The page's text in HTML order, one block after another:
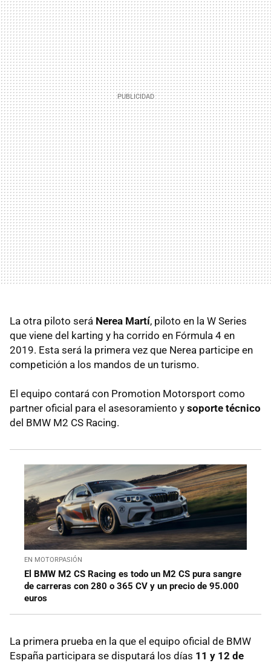
La otra piloto será Nerea Martí, piloto en la W Series
que viene del karting y ha corrido en Fórmula 4 en
2019. Esta será la primera vez que Nerea participe en
competición a los mandos de un turismo.
El equipo contará con Promotion Motorsport como
partner oficial para el asesoramiento y soporte técnico
del BMW M2 CS Racing.
EN MOTORPASIÓN
El BMW M2 CS Racing es todo un M2 CS pura sangre
de carreras con 280 o 365 CV y un precio de 95.000
euros
La primera prueba en la que el equipo oficial de BMW
España participara se disputará los días 11 y 12 de